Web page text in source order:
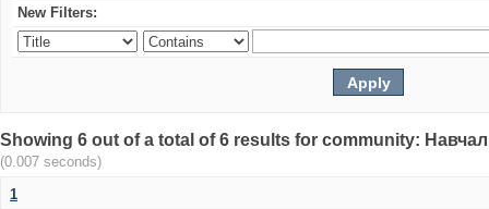
New Filters:
Showing 6 out of a total of 6 results for community:
(0.007 seconds)
1